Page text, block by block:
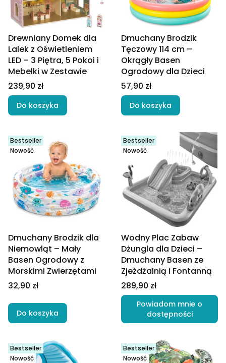
Drewniany Domek dla
Lalek z Oświetleniem
LED – 3 Piętra, 5 Pokoi i
Mebelki w Zestawie
Cena
239,90 zł
Do koszyka
Dmuchany Brodzik
Tęczowy 114 cm –
Okrągły Basen
Ogrodowy dla Dzieci
Cena
57,90 zł
Do koszyka
Bestseller
Nowość
Dmuchany Brodzik dla
Niemowląt – Mały
Basen Ogrodowy z
Morskimi Zwierzętami
Cena
32,90 zł
Do koszyka
Bestseller
Nowość
Wodny Plac Zabaw
Dżungla dla Dzieci –
Dmuchany Basen ze
Zjeżdżalnią i Fontanną
Cena
289,90 zł
Powiadom mnie o
dostępności
Bestseller
Nowość
Bestseller
Nowość